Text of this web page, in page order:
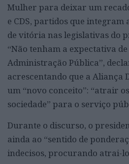
Mulher para deixar um
e CDS, partidos que integram
de vitória nas legislativas do
“Não tenham a expectativa
Administração Pública”,
acrescentando que a Aliança
um “novo conceito”: “atrair
sociedade” para o serviço
Durante o discurso, o
ainda ao “sentido de
indecisos, procurando atrai-